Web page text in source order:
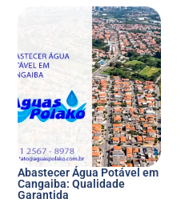
Abastecer Água Potável em
Cangaiba: Qualidade
Garantida